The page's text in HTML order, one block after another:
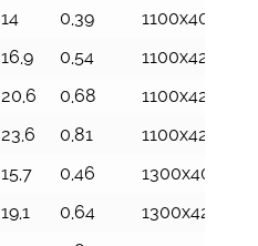
14 0,39
16,9 0,54
20,6 0,68
23,6 0,81
15,7 0,46
19,1 0,64